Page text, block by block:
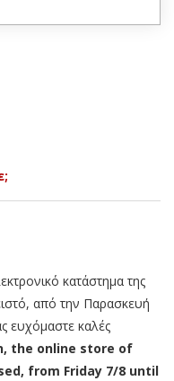
κατάστημα της
από την Παρασκευή
ευχόμαστε καλές
the online store of
from Friday 7/8 until